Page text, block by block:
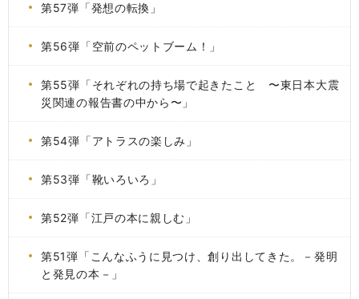
第57弾「発想の転換」
第56弾「空前のペットブーム！」
第55弾「それぞれの持ち場で起きたこと 〜東日本大震
災関連の報告書の中から〜」
第54弾「アトラスの楽しみ」
第53弾「靴いろいろ」
第52弾「江戸の本に親しむ」
第51弾「こんなふうに見つけ、創り出してきた。－発明
と発見の本－」